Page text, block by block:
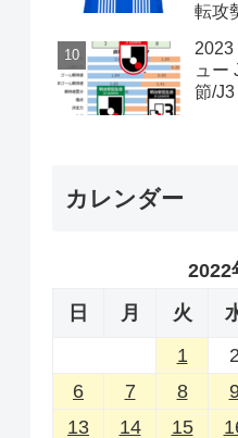
転攻
2023
ュー
節/J3
カレンダー
2022
日
月 火
1
2
6
7 8
13
14 15